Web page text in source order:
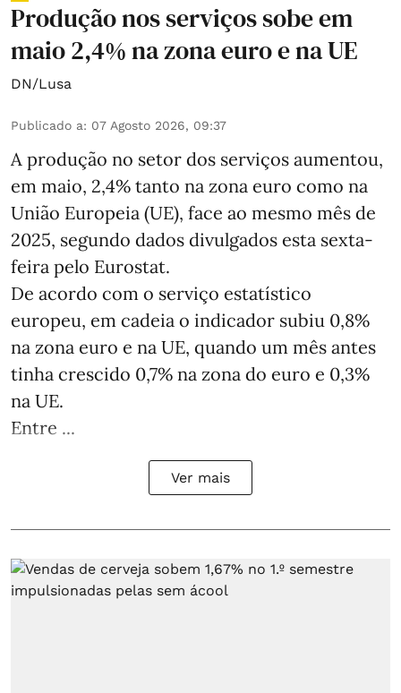
Produção nos serviços sobe em
maio 2,4% na zona euro e na UE
DN/Lusa
Publicado a: 07 Agosto 2026, 09:37
A produção no setor dos serviços aumentou,
em maio, 2,4% tanto na zona euro como na
União Europeia (UE), face ao mesmo mês de
2025, segundo dados divulgados esta sexta-
feira pelo Eurostat.
De acordo com o serviço estatístico
europeu, em cadeia o indicador subiu 0,8%
na zona euro e na UE, quando um mês antes
tinha crescido 0,7% na zona do euro e 0,3%
na UE.
Entre ...
Ver mais